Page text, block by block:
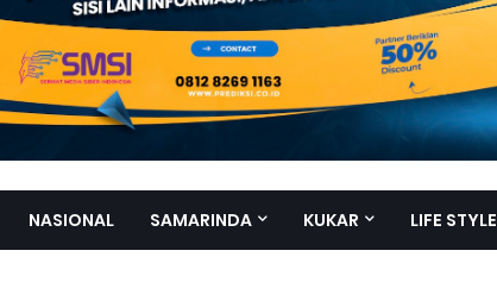
NASIONAL SAMARINDA KUKAR LIFE STYLE